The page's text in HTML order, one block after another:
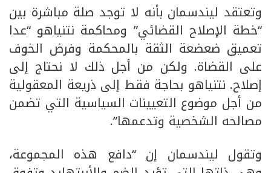
وتعتقد ليندسمان بأنه لا توجد صلة مباشرة بين
“خطة الإصلاح القضائي” ومحاكمة نتنياهو “عدا
تعميق ضعضعة الثقة بالمحكمة وفرض الخوف
على القضاة. ولكن من أجل ذلك لا نحتاج إلى
إصلاح. نتنياهو بحاجة فقط إلى ذريعة المعقولية
من أجل موضوع التعيينات السياسية التي تضمن
مصالحه الشخصية وتدعمها”.
وتقول ليندسمان إن “دافع هذه المجموعة،